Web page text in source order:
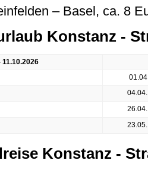
– Basel, ca. 8
Konstanz -
Konstanz -